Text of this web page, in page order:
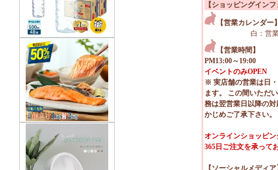
【ショッピングインフ
【営業カレンダー】
白：営
【営業時間】
PM13:00～19:00
イベントのみOPEN
※ 実店舗の営業は日
ます。 この間いただ
務は翌営業日以降の
かじめご了承下さい。
オンラインショッピン
365日ご注文を承って
【ソーシャルメディア